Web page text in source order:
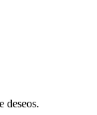
deseos.